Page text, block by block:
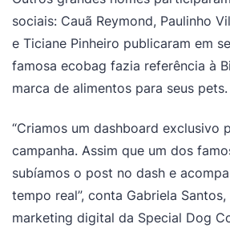
sociais: Cauã Reymond, Paulinho
e Ticiane Pinheiro publicaram em
famosa ecobag fazia referência à
marca de alimentos para seus pets.
“Criamos um dashboard exclusivo
campanha. Assim que um dos
subíamos o post no dash e
tempo real”, conta Gabriela
marketing digital da Special Dog